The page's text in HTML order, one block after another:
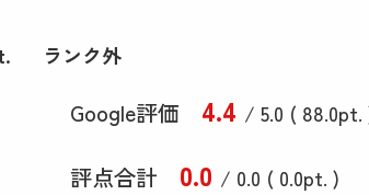
ランク外
Google評価 4.4 / 5.0 ( 88.0pt.
評点合計 0.0 / 0.0 ( 0.0pt. )